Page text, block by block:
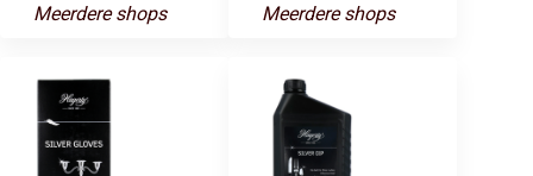
Meerdere shops Meerdere shops